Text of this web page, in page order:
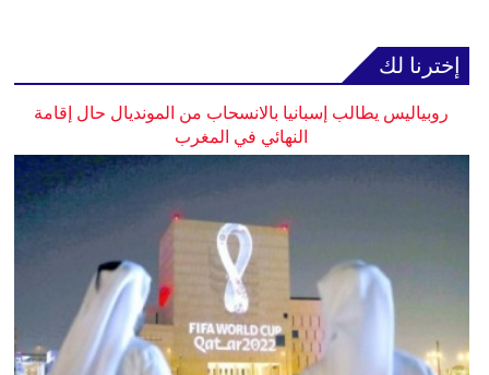
إخترنا لك
روبياليس يطالب إسبانيا بالانسحاب من المونديال حال إقامة
النهائي في المغرب